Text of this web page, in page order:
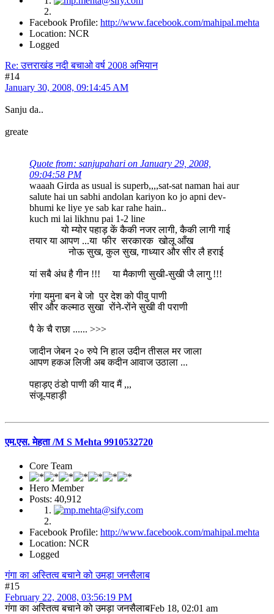
Facebook Profile: http://www.facebook.com/mahipal.mehta
Location: NCR
Logged
Re: उत्तराखंड नदी बचाओ वर्ष 2008 अभियान
#14
January 30, 2008, 09:14:45 AM
Sanju da..
greate
Quote from: sanjupahari on January 29, 2008,
09:04:58 PM
waaah Girda as usual is superb,,,,sat-sat naman hai aur
salute hai un sabhi andolan kariyon ko jo apni dev-
bhumi ke liye ye sab kar rahe hain..
kuch mi lai likhnu pai 1-2 line
यो म्योर पहाड़ कें कैकी नजर लागी, कैकी लागी गाई
तयार या आपण ...या फीर सरकारक खोलू आँख
नोऊ सुख, कुल सुख, गाध्यार और सीर लै हराई
यां सबै अंध है गीन !!! या मैकाणी सुखी-सुखी जै लागु !!!
गंगा यमुना बन बे जो पुर देश को पीवु पाणी
सीर और कल्माठ सुखा रोंने-रोंने सुखी वी पराणी
पै के चै राछा ...... >>>
जादीन जेबन २० रुपे नि हाल उदीन तीसल मर जाला
आपण हकअ लिजी अब कदीन आवाज उठाला ...
पहाड़ए ठंडो पाणी की याद मैं ,,,
संजू-पहाड़ी
एम.एस. मेहता /M S Mehta 9910532720
Core Team
Hero Member
Posts: 40,912
Facebook Profile: http://www.facebook.com/mahipal.mehta
Location: NCR
Logged
गंगा का अस्तित्व बचाने को उमड़ा जनसैलाब
#15
February 22, 2008, 03:56:19 PM
गंगा का अस्तित्व बचाने को उमड़ा जनसैलाबFeb 18, 02:01 am